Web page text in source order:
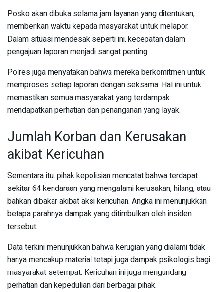
Posko akan dibuka selama jam layanan yang ditentukan,
memberikan waktu kepada masyarakat untuk melapor.
Dalam situasi mendesak seperti ini, kecepatan dalam
pengajuan laporan menjadi sangat penting.
Polres juga menyatakan bahwa mereka berkomitmen untuk
memproses setiap laporan dengan seksama. Hal ini untuk
memastikan semua masyarakat yang terdampak
mendapatkan perhatian dan penanganan yang layak.
Jumlah Korban dan Kerusakan
akibat Kericuhan
Sementara itu, pihak kepolisian mencatat bahwa terdapat
sekitar 64 kendaraan yang mengalami kerusakan, hilang, atau
bahkan dibakar akibat aksi kericuhan. Angka ini menunjukkan
betapa parahnya dampak yang ditimbulkan oleh insiden
tersebut.
Data terkini menunjukkan bahwa kerugian yang dialami tidak
hanya mencakup material tetapi juga dampak psikologis bagi
masyarakat setempat. Kericuhan ini juga mengundang
perhatian dan kepedulian dari berbagai pihak.